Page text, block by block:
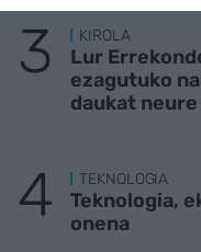
KIROLA
Lur
ezagutuko
daukat
TEKNOLOGIA
Teknologia,
onena